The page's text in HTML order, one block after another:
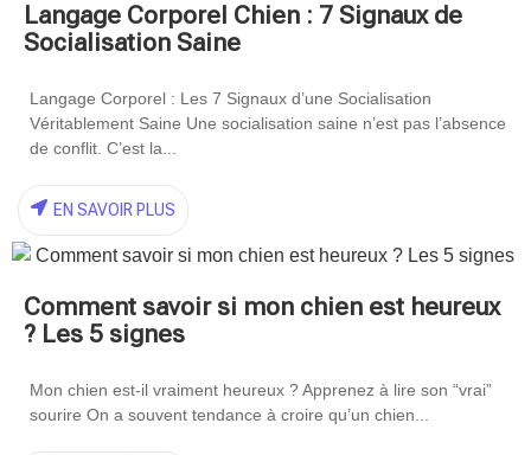
Langage Corporel Chien : 7 Signaux de
Socialisation Saine
Langage Corporel : Les 7 Signaux d’une Socialisation
Véritablement Saine Une socialisation saine n’est pas l’absence
de conflit. C’est la...
EN SAVOIR PLUS
Comment savoir si mon chien est heureux
? Les 5 signes
Mon chien est-il vraiment heureux ? Apprenez à lire son “vrai”
sourire On a souvent tendance à croire qu’un chien...